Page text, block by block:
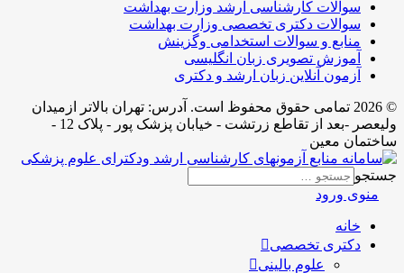
سوالات کارشناسی ارشد وزارت بهداشت
سوالات دکتری تخصصی وزارت بهداشت
منابع و سوالات استخدامی وگزینش
آموزش تصویری زبان انگلیسی
آزمون آنلاین زبان ارشد و دکتری
© 2026 تمامی حقوق محفوظ است. آدرس:‌ تهران بالاتر ازمیدان
ولیعصر -بعد از تقاطع زرتشت - خیابان پزشک پور - پلاک 12 -
ساختمان معین
جستجو
منوی ورود
خانه
دکتری تخصصی
علوم بالینی